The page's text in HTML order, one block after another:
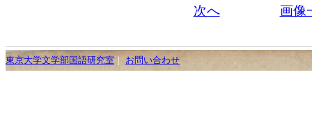
次へ 画像
東京大学文学部国語研究室 お問い合わせ